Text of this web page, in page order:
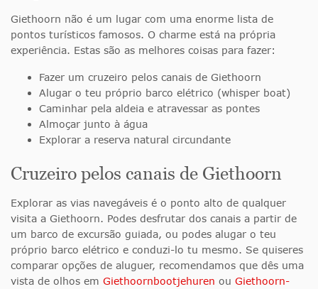
Giethoorn não é um lugar com uma enorme lista de
pontos turísticos famosos. O charme está na própria
experiência. Estas são as melhores coisas para fazer:
Fazer um cruzeiro pelos canais de Giethoorn
Alugar o teu próprio barco elétrico (whisper boat)
Caminhar pela aldeia e atravessar as pontes
Almoçar junto à água
Explorar a reserva natural circundante
Cruzeiro pelos canais de Giethoorn
Explorar as vias navegáveis é o ponto alto de qualquer
visita a Giethoorn. Podes desfrutar dos canais a partir de
um barco de excursão guiada, ou podes alugar o teu
próprio barco elétrico e conduzi-lo tu mesmo. Se quiseres
comparar opções de aluguer, recomendamos que dês uma
vista de olhos em Giethoornbootjehuren ou Giethoorn-